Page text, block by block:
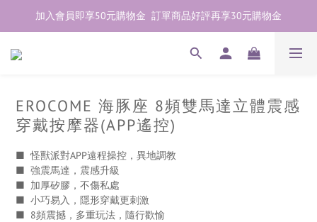
加入會員即享50元購物金  訂單商品好評再享30元購物金
加入會員即享50元購物金  訂單商品好評再享30元購物金
EROCOME 海豚座 8頻雙馬達立體震感
穿戴按摩器(APP遙控)
■  怪獸派對APP遠程操控，異地調教
■  強震馬達，震感升級
■  加厚矽膠，不傷私處
■  小巧易入，隱形穿戴更刺激
■  8頻震撼，多重玩法，隨行歡愉